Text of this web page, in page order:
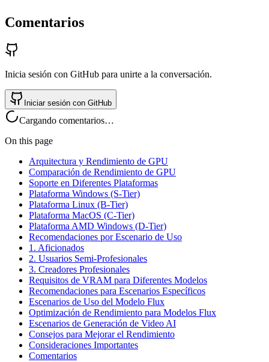
Comentarios
Inicia sesión con GitHub para unirte a la conversación.
Iniciar sesión con GitHub
Cargando comentarios…
On this page
Arquitectura y Rendimiento de GPU
Comparación de Rendimiento de GPU
Soporte en Diferentes Plataformas
Plataforma Windows (S-Tier)
Plataforma Linux (B-Tier)
Plataforma MacOS (C-Tier)
Plataforma AMD Windows (D-Tier)
Recomendaciones por Escenario de Uso
1. Aficionados
2. Usuarios Semi-Profesionales
3. Creadores Profesionales
Requisitos de VRAM para Diferentes Modelos
Recomendaciones para Escenarios Específicos
Escenarios de Uso del Modelo Flux
Optimización de Rendimiento para Modelos Flux
Escenarios de Generación de Video AI
Consejos para Mejorar el Rendimiento
Consideraciones Importantes
Comentarios